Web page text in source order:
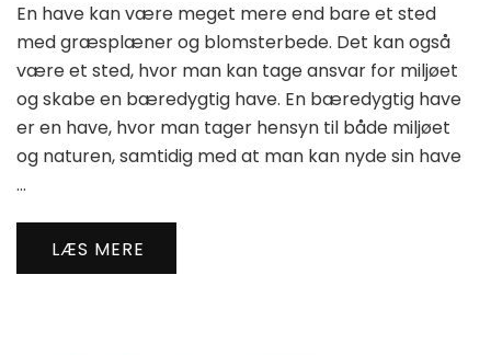
En have kan være meget mere end bare et sted
med græsplæner og blomsterbede. Det kan også
være et sted, hvor man kan tage ansvar for miljøet
og skabe en bæredygtig have. En bæredygtig have
er en have, hvor man tager hensyn til både miljøet
og naturen, samtidig med at man kan nyde sin have
…
LÆS MERE